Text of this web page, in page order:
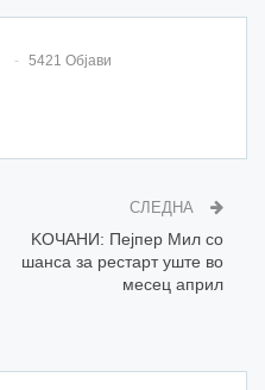
5421 Објави
СЛЕДНА
KOЧАНИ: Пејпер Мил со
шанса за рестарт уште во
месец април